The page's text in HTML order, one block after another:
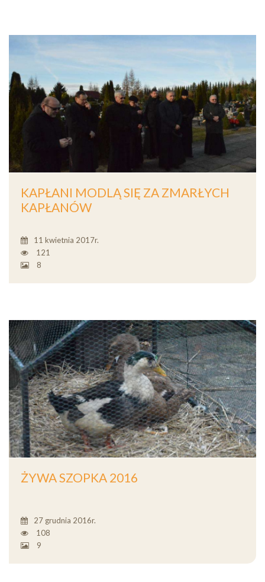
KAPŁANI MODLĄ SIĘ ZA ZMARŁYCH
KAPŁANÓW
11 kwietnia 2017r.
121
8
ŻYWA SZOPKA 2016
27 grudnia 2016r.
108
9